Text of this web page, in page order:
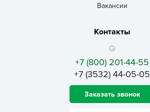
Вакансии
Контакты
+7 (800) 201-44-55
+7 (3532) 44-05-05
Заказать звонок